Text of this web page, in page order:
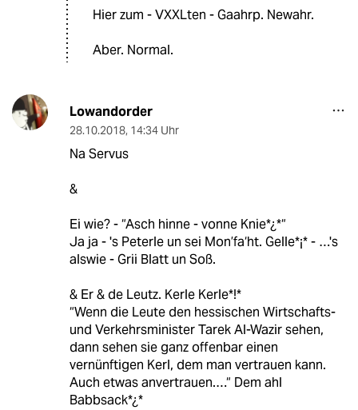
Hier zum - VXXLten - Gaahrp. Newahr.
Aber. Normal.
Lowandorder
28.10.2018, 14:34 Uhr
Na Servus
&
Ei wie? - “Asch hinne - vonne Knie*¿*“
Ja ja - 's Peterle un sei Mon’fa‘ht. Gelle*¡* - …'s
alswie - Grii Blatt un Soß.
& Er & de Leutz. Kerle Kerle*!*
“Wenn die Leute den hessischen Wirtschafts-
und Verkehrsminister Tarek Al-Wazir sehen,
dann sehen sie ganz offenbar einen
vernünftigen Kerl, dem man vertrauen kann.
Auch etwas anvertrauen.…“ Dem ahl
Babbsack*¿*